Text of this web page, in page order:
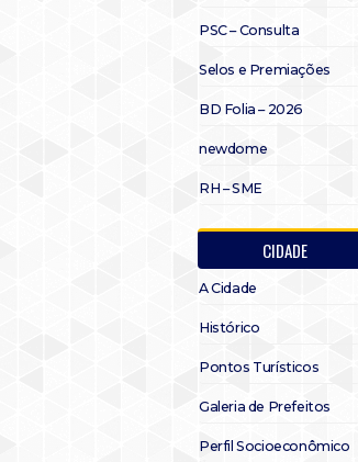
PSC – Consulta
Selos e Premiações
BD Folia – 2026
newdome
RH – SME
CIDADE
A Cidade
Histórico
Pontos Turísticos
Galeria de Prefeitos
Perfil Socioeconômico